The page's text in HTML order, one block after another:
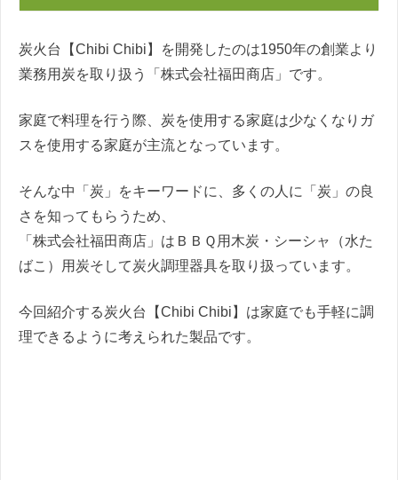
炭火台【Chibi Chibi】を開発したのは1950年の創業より
業務用炭を取り扱う「株式会社福田商店」です。
家庭で料理を行う際、炭を使用する家庭は少なくなりガ
スを使用する家庭が主流となっています。
そんな中「炭」をキーワードに、多くの人に「炭」の良
さを知ってもらうため、
「株式会社福田商店」はＢＢＱ用木炭・シーシャ（水た
ばこ）用炭そして炭火調理器具を取り扱っています。
今回紹介する炭火台【Chibi Chibi】は家庭でも手軽に調
理できるように考えられた製品です。